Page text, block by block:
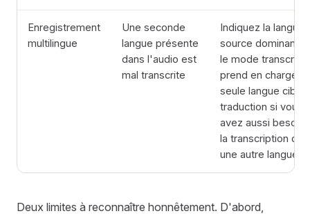
Enregistrement
multilingue
Une seconde
langue présente
dans l'audio est
mal transcrite
Indiquez la langue
source dominante
le mode
prend en charge
seule langue cible
traduction si vous
avez aussi besoin
la transcription
une autre langue
Deux limites à reconnaître honnêtement. D'abord,